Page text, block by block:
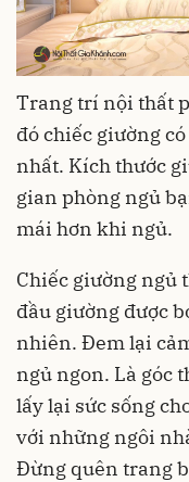
Trang trí nội thất
đó chiếc giường
nhất. Kích thước
gian phòng ngủ
mái hơn khi ngủ.
Chiếc giường ngủ
đầu giường được
nhiên. Đem lại
ngủ ngon. Là góc
lấy lại sức sống
với những ngôi
Đừng quên trang